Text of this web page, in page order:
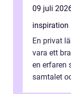
09 juli
inspiration
En privat
vara ett
en erfaren
samtalet